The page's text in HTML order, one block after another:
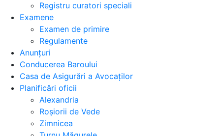
Registru curatori speciali
Examene
Examen de primire
Regulamente
Anunțuri
Conducerea Baroului
Casa de Asigurări a Avocaților
Planificări oficii
Alexandria
Roșiorii de Vede
Zimnicea